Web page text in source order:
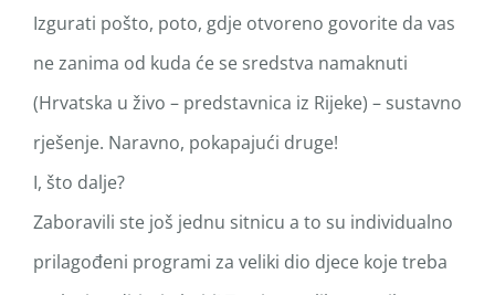
Izgurati pošto, poto, gdje otvoreno govorite da vas
ne zanima od kuda će se sredstva namaknuti
(Hrvatska u živo – predstavnica iz Rijeke) – sustavno
rješenje. Naravno, pokapajući druge!
I, što dalje?
Zaboravili ste još jednu sitnicu a to su individualno
prilagođeni programi za veliki dio djece koje treba